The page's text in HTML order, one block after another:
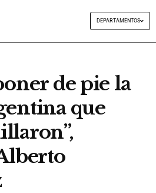
DEPARTAMENTOS
de pie la
que